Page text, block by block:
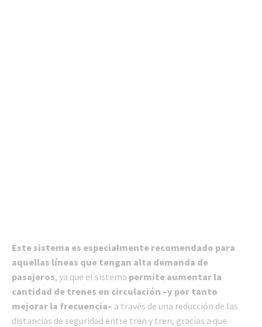
Este sistema es especialmente recomendado para
aquellas líneas que tengan alta demanda de
pasajeros, ya que el sistema permite aumentar la
cantidad de trenes en circulación –y por tanto
mejorar la frecuencia– a través de una reducción de las
distancias de seguridad entre tren y tren, gracias a que